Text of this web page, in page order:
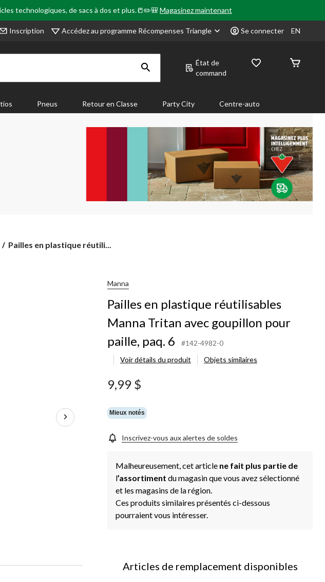
technologiques, de sacs à dos et plus.📒✏️🎒Magasinez maintenant
Inscription Accédez au programme Récompenses Triangle Se connecter EN
État de
command
Pneus Retour en Classe Party City Centre-auto
Pailles
Pailles en plastique réutili...
Manna
Pailles en plastique réutilisables
Manna Tritan avec goupillon pour
paille, paq. 6
#142-4982-0
Voir détails du produit
Objets similaires
9,99 $
Mieux notés
Inscrivez-vous aux alertes de soldes
Malheureusement, cet article ne fait plus partie de
l’assortiment du magasin que vous avez sélectionné
et les magasins de la région.
Ces produits similaires présentés ci-dessous
pourraient vous intéresser.
Articles de remplacement disponibles